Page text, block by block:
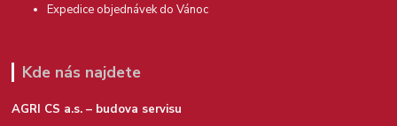
Expedice objednávek do Vánoc
Kde nás najdete
AGRI CS a.s. – budova servisu